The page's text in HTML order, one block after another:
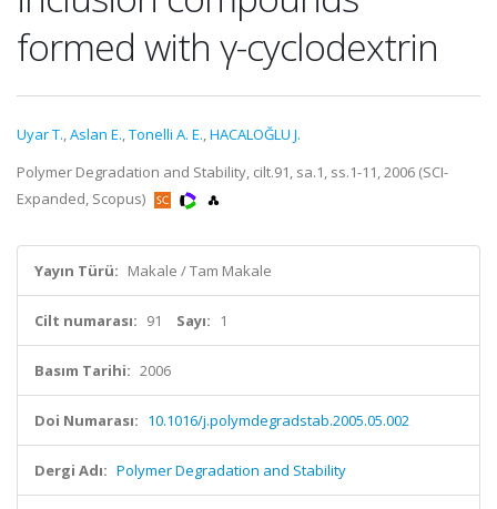
formed with γ-cyclodextrin
Uyar T.,Aslan E.,Tonelli A. E.,HACALOĞLU J.
Polymer Degradation and Stability, cilt.91, sa.1, ss.1-11, 2006 (SCI-
Expanded, Scopus)
Yayın Türü: Makale / Tam Makale
Cilt numarası: 91 Sayı: 1
Basım Tarihi: 2006
Doi Numarası: 10.1016/j.polymdegradstab.2005.05.002
Dergi Adı: Polymer Degradation and Stability